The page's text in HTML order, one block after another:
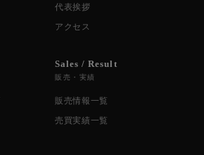
代表挨拶
アクセス
Sales / Result
販売・実績
販売情報一覧
売買実績一覧